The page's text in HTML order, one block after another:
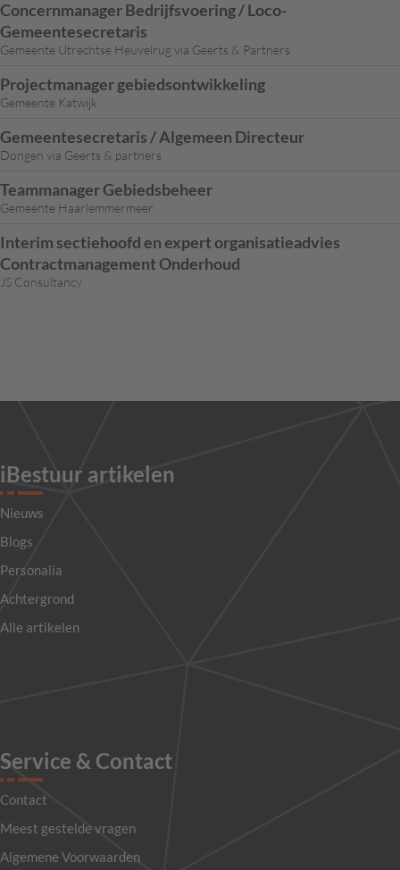
Concernmanager Bedrijfsvoering / Loco-
Gemeentesecretaris
Gemeente Utrechtse Heuvelrug via Geerts & Partners
Projectmanager gebiedsontwikkeling
Gemeente Katwijk
Gemeentesecretaris / Algemeen Directeur
Dongen via Geerts & partners
Teammanager Gebiedsbeheer
Gemeente Haarlemmermeer
Interim sectiehoofd en expert organisatieadvies
Contractmanagement Onderhoud
JS Consultancy
iBestuur artikelen
Nieuws
Blogs
Personalia
Achtergrond
Alle artikelen
Service & Contact
Contact
Meest gestelde vragen
Algemene Voorwaarden